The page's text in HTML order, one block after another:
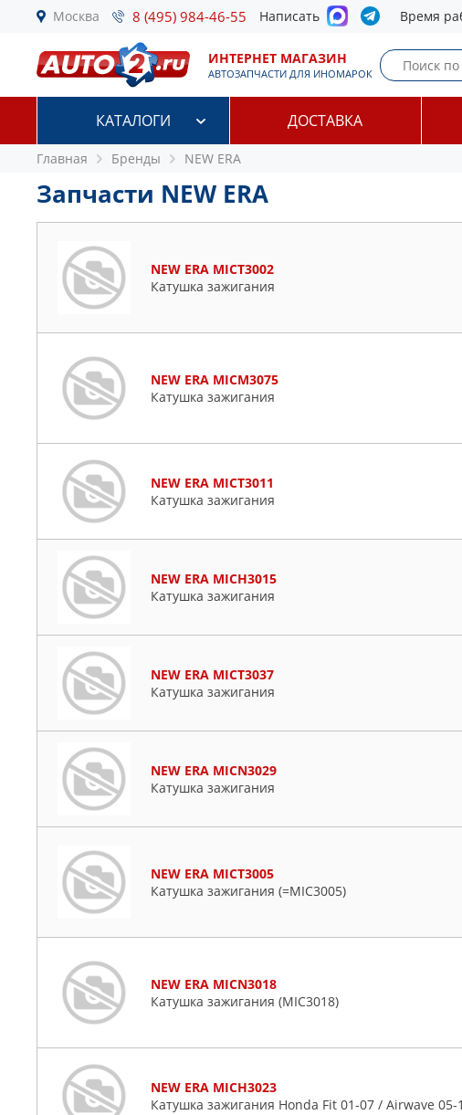
Москва 8 (495) 984-46-55 Написать Время
ИНТЕРНЕТ МАГАЗИН
АВТОЗАПЧАСТИ ДЛЯ ИНОМАРОК
КАТАЛОГИ ДОСТАВКА
Главная Бренды NEW ERA
Запчасти NEW ERA
NEW ERA MICT3002
Катушка зажигания
NEW ERA MICM3075
Катушка зажигания
NEW ERA MICT3011
Катушка зажигания
NEW ERA MICH3015
Катушка зажигания
NEW ERA MICT3037
Катушка зажигания
NEW ERA MICN3029
Катушка зажигания
NEW ERA MICT3005
Катушка зажигания (=MIC3005)
NEW ERA MICN3018
Катушка зажигания (MIC3018)
NEW ERA MICH3023
Катушка зажигания Honda Fit 01-07 / Airwave 05-